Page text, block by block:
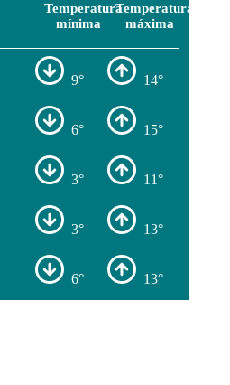
Temperatura
mínima
Temperatura
máxima
9° 14°
6° 15°
3° 11°
3° 13°
6° 13°